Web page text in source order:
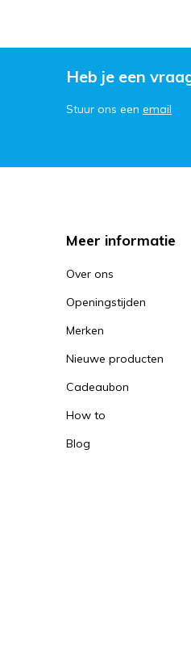
Heb je een
Stuur ons een email
Meer informatie
Over ons
Openingstijden
Merken
Nieuwe producten
Cadeaubon
How to
Blog